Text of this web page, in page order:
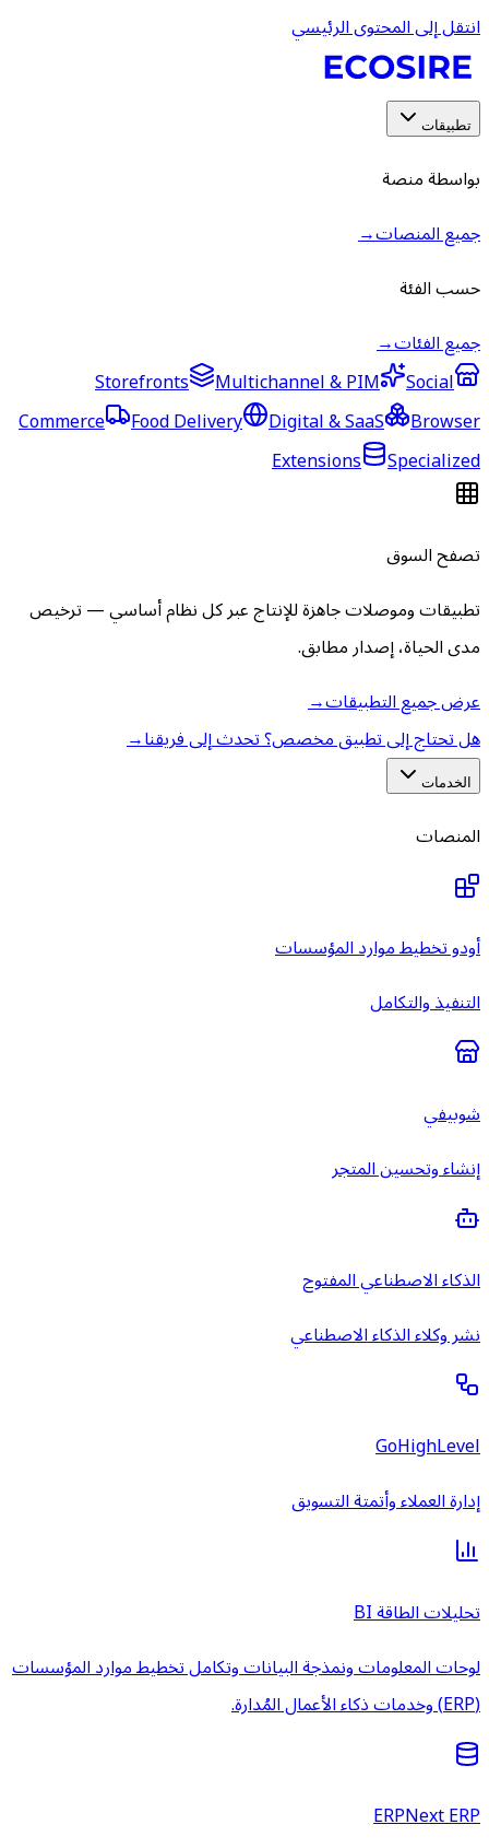
انتقل إلى المحتوى الرئيسي
تطبيقات
بواسطة منصة
جميع المنصات→
حسب الفئة
جميع الفئات→
Storefronts
Multichannel & PIM
Social
Commerce
Food Delivery Digital & SaaS
Browser
Extensions
Specialized
تصفح السوق
تطبيقات وموصلات جاهزة للإنتاج عبر كل نظام أساسي — ترخيص
مدى الحياة، إصدار مطابق.
عرض جميع التطبيقات→
هل تحتاج إلى تطبيق مخصص؟ تحدث إلى فريقنا→
الخدمات
المنصات
أودو تخطيط موارد المؤسسات
التنفيذ والتكامل
شوبيفي
إنشاء وتحسين المتجر
الذكاء الاصطناعي المفتوح
نشر وكلاء الذكاء الاصطناعي
GoHighLevel
إدارة العملاء وأتمتة التسويق
تحليلات الطاقة BI
لوحات المعلومات ونمذجة البيانات وتكامل تخطيط موارد المؤسسات
(ERP) وخدمات ذكاء الأعمال المُدارة.
ERPNext ERP